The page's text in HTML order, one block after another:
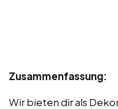
Zusammenfassung:
Wir bieten dir als